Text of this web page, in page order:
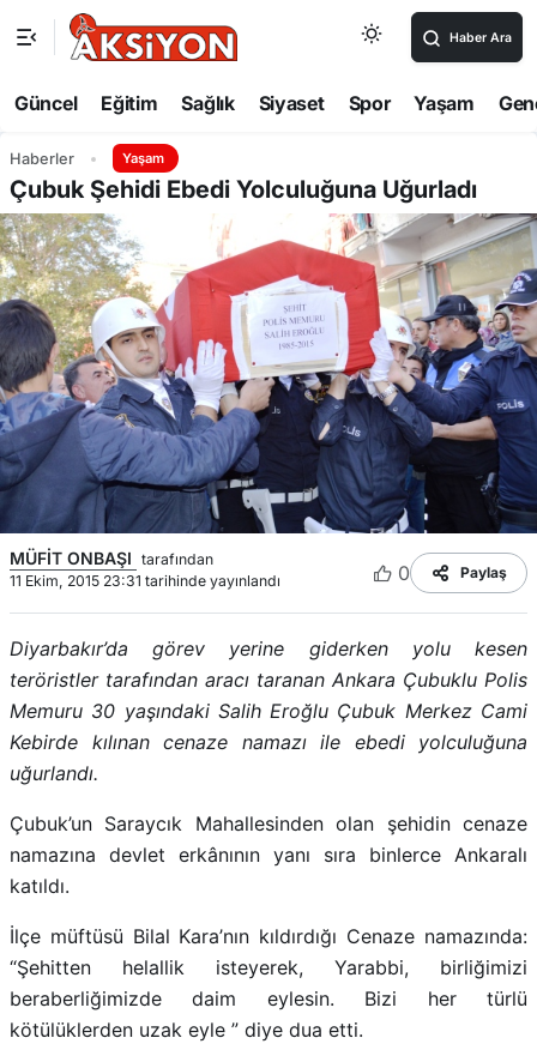
Haber Ara
Güncel Eğitim Sağlık Siyaset Spor Yaşam
Haberler Yaşam
Çubuk Şehidi Ebedi Yolculuğuna Uğurladı
MÜFİT ONBAŞI tarafından
11 Ekim, 2015 23:31 tarihinde yayınlandı
0 Paylaş
Diyarbakır’da görev yerine giderken yolu kesen
teröristler tarafından aracı taranan Ankara Çubuklu Polis
Memuru 30 yaşındaki Salih Eroğlu Çubuk Merkez Cami
Kebirde kılınan cenaze namazı ile ebedi yolculuğuna
uğurlandı.
Çubuk’un Saraycık Mahallesinden olan şehidin cenaze
namazına devlet erkânının yanı sıra binlerce Ankaralı
katıldı.
İlçe müftüsü Bilal Kara’nın kıldırdığı Cenaze namazında:
“Şehitten helallik isteyerek, Yarabbi, birliğimizi
beraberliğimizde daim eylesin. Bizi her türlü
kötülüklerden uzak eyle ” diye dua etti.